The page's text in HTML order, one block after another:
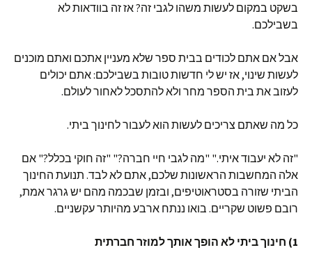
בשקט במקום לעשות משהו לגבי זה? אז זה בוודאות לא
בשבילכם.
אבל אם אתם לכודים בבית ספר שלא מעניין אתכם ואתם מוכנים
לעשות שינוי, אז יש לי חדשות טובות בשבילכם: אתם יכולים
לעזוב את בית הספר מחר ולא להתסכל לאחור לעולם.
כל מה שאתם צריכים לעשות הוא לעבור לחינוך ביתי.
"זה לא יעבוד איתי." "מה לגבי חיי חברה?" "זה חוקי בכלל?" אם
אלה המחשבות הראשונות שלכם, אתם לא לבד. תנועת החינוך
הביתי שזורה בסטראוטיפים, ובזמן שבכמה מהם יש גרגר אמת,
רובם פשוט שקריים. בואו ננתח ארבע מהיותר עקשניים.
1) חינוך ביתי לא הופך אותך למוזר חברתית